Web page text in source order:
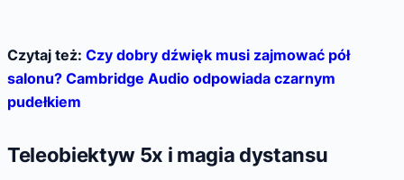
Czytaj też: Czy dobry dźwięk musi zajmować pół
salonu? Cambridge Audio odpowiada czarnym
pudełkiem
Teleobiektyw 5x i magia dystansu